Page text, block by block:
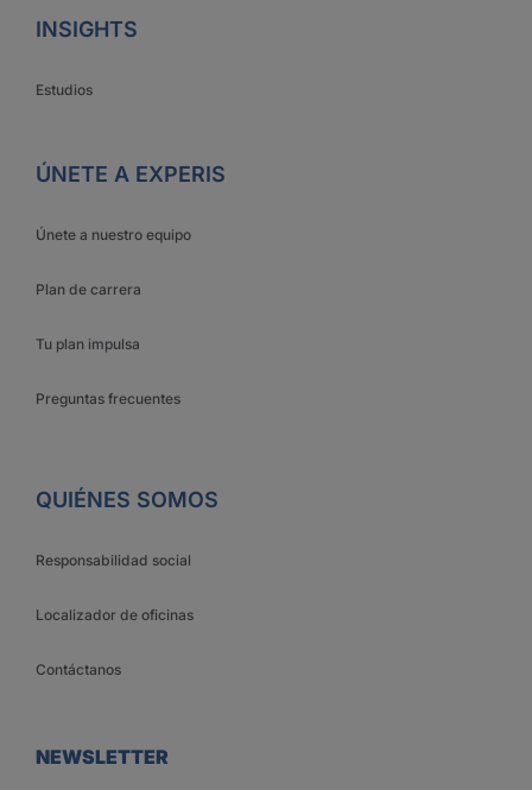
INSIGHTS
Estudios
ÚNETE A EXPERIS
Únete a nuestro equipo
Plan de carrera
Tu plan impulsa
Preguntas frecuentes
QUIÉNES SOMOS
Responsabilidad social
Localizador de oficinas
Contáctanos
NEWSLETTER